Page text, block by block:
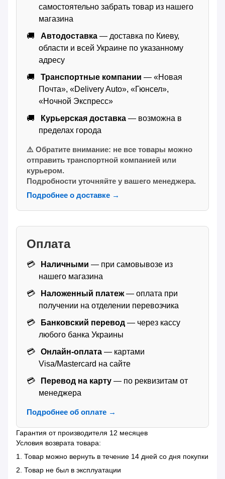
самостоятельно забрать товар из нашего
магазина
Автодоставка — доставка по Киеву,
области и всей Украине по указанному
адресу
Транспортные компании — «Новая
Почта», «Delivery Auto», «Гюнсел»,
«Ночной Экспресс»
Курьерская доставка — возможна в
пределах города
⚠️ Обратите внимание: не все товары можно
отправить транспортной компанией или
курьером.
Подробности уточняйте у вашего менеджера.
Подробнее о доставке →
Оплата
Наличными — при самовывозе из
нашего магазина
Наложенный платеж— оплата при
получении на отделении перевозчика
Банковский перевод — через кассу
любого банка Украины
Онлайн-оплата — картами
Visa/Mastercard на сайте
Перевод на карту — по реквизитам от
менеджера
Подробнее об оплате →
Гарантия от производителя 12 месяцев
Условия возврата товара:
1. Товар можно вернуть в течение 14 дней со дня покупки
2. Товар не был в эксплуатации